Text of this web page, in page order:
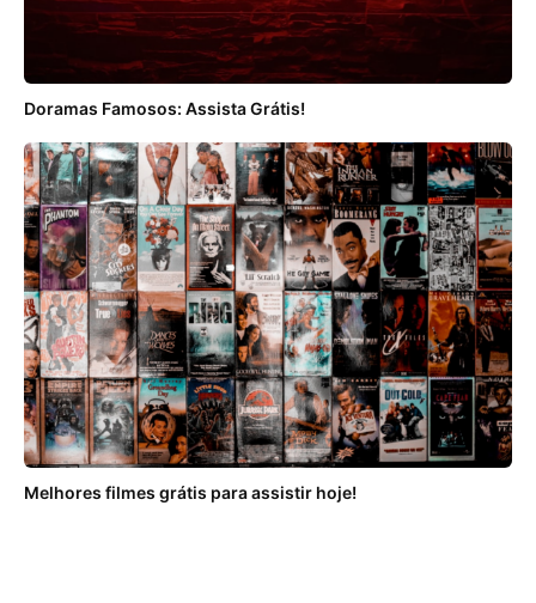
Doramas Famosos: Assista Grátis!
Melhores filmes grátis para assistir hoje!